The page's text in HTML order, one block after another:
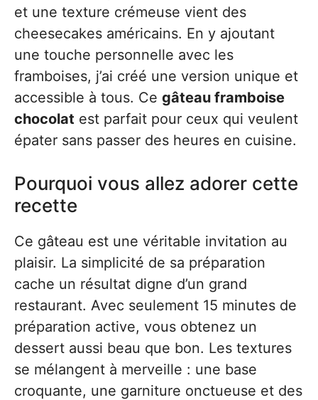
et une texture crémeuse vient des
cheesecakes américains. En y ajoutant
une touche personnelle avec les
framboises, j’ai créé une version unique et
accessible à tous. Ce gâteau framboise
chocolat est parfait pour ceux qui veulent
épater sans passer des heures en cuisine.
Pourquoi vous allez adorer cette
recette
Ce gâteau est une véritable invitation au
plaisir. La simplicité de sa préparation
cache un résultat digne d’un grand
restaurant. Avec seulement 15 minutes de
préparation active, vous obtenez un
dessert aussi beau que bon. Les textures
se mélangent à merveille : une base
croquante, une garniture onctueuse et des